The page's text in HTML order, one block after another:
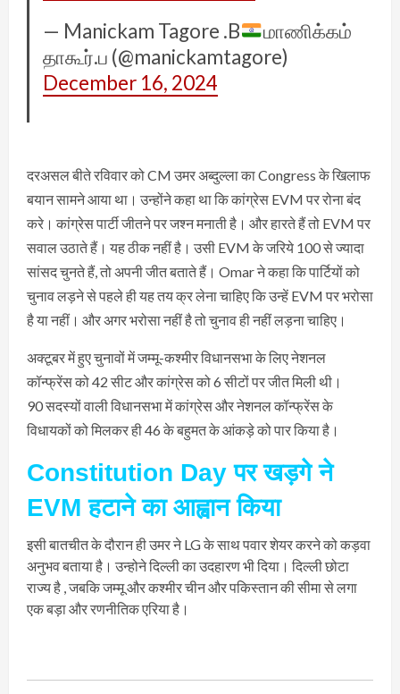
— Manickam Tagore .B
மாணிக்கம்
தாகூர்.ப (@manickamtagore)
December 16, 2024
दरअसल बीते रविवार को CM उमर अब्दुल्ला का Congress के खिलाफ
बयान सामने आया था। उन्होंने कहा था कि कांग्रेस EVM पर रोना बंद
करे। कांग्रेस पार्टी जीतने पर जश्न मनाती है। और हारते हैं तो EVM पर
सवाल उठाते हैं। यह ठीक नहीं है। उसी EVM के जरिये 100 से ज्यादा
सांसद चुनते हैं, तो अपनी जीत बताते हैं। Omar ने कहा कि पार्टियों को
चुनाव लड़ने से पहले ही यह तय क्र लेना चाहिए कि उन्हें EVM पर भरोसा
है या नहीं। और अगर भरोसा नहीं है तो चुनाव ही नहीं लड़ना चाहिए।
अक्टूबर में हुए चुनावों में जम्मू-कश्मीर विधानसभा के लिए नेशनल
कॉन्फ्रेंस को 42 सीट और कांग्रेस को 6 सीटों पर जीत मिली थी।
90 सदस्यों वाली विधानसभा में कांग्रेस और नेशनल कॉन्फ्रेंस के
विधायकों को मिलकर ही 46 के बहुमत के आंकड़े को पार किया है।
Constitution Day पर खड़गे ने
EVM हटाने का आह्वान किया
इसी बातचीत के दौरान ही उमर ने LG के साथ पवार शेयर करने को कड़वा
अनुभव बताया है। उन्होने दिल्ली का उदहारण भी दिया। दिल्ली छोटा
राज्य है , जबकि जम्मू और कश्मीर चीन और पकिस्तान की सीमा से लगा
एक बड़ा और रणनीतिक एरिया है।